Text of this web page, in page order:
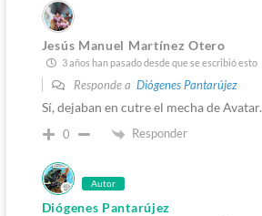
Jesús Manuel Martínez Otero
3 años han pasado desde que se escribió esto
Responde a Diógenes Pantarújez
Sí, dejaban en cutre el mecha de Avatar.
0 Responder
Autor
Diógenes Pantarújez